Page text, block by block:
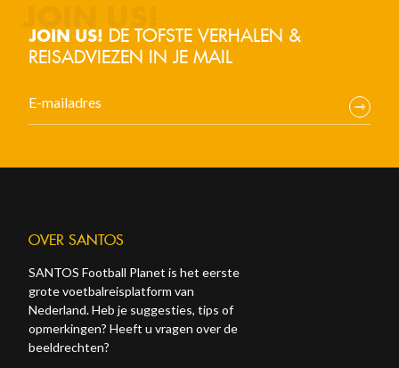
JOIN US! DE TOFSTE VERHALEN &
REISADVIEZEN IN JE MAIL
OVER SANTOS
SANTOS Football Planet is het eerste
grote voetbalreisplatform van
Nederland. Heb je suggesties, tips of
opmerkingen? Heeft u vragen over de
beeldrechten?